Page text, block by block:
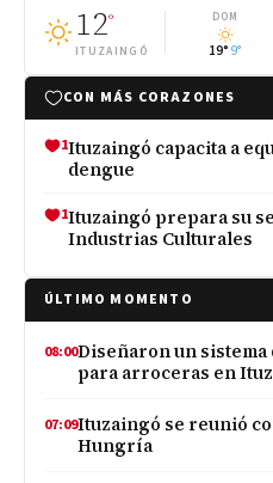
12°
ITUZAINGÓ
DOM
19° 9°
CON MÁS CORAZONES
1Ituzaingó capacita a
dengue
1Ituzaingó prepara su
Industrias Culturales
ÚLTIMO MOMENTO
08:00Diseñaron un
para arroceras en
07:09Ituzaingó se reunió
Hungría